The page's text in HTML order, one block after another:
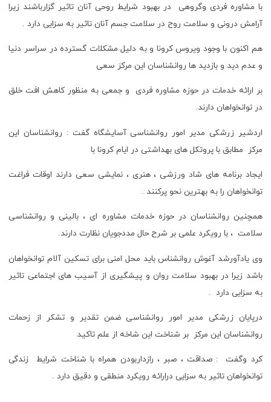
با مشاوره فردی وگروهی در بهبود شرایط روحی آنان تاثیر گزارباشند زیرا
آرامش درونی و سلامت روح در سلامت جسم آنان تاثیر به سزایی دارد .
هم اکنون با وجود ویروس کرونا و به دلیل مشکلات گسترده در سراسر دنیا
و عدم دید و بازدید ها روانشناسان این مرکز سعی
بر ارائه خدمات در حوزه مشاوره فردی و جمعی به منظور کاهش افت خلق
در توانخواهان دارند.
اردشیر زرشکی مدیر امور روانشناسی آسایشگاه گفت : روانشناسان این
مرکز مطابق با پروتکل های بهداشتی در ایام کرونا با
ایجاد برنامه های شاد ورزشی ، هنری ، نمایشی سعی دارند اوقات فراغت
توانخواهان را به بهترین نحو پرکنند .
همچنین روانشناسان در حوزه خدمات مشاوره ای ، بالینی و روانشناسی
سلامت ، با رویکرد علمی بر شرح حال مددجویان نظارت دارند.
وی یادآورشد آغوش روانشناس باید محل امنی برای تسکین آلام توانخواهان
باشد زیرا در بهبود سلامت روان و پیشگیری از آسیب های اجتماعی تاثیر
به سزایی دارد .
درپایان زرشکی مدیر امور روانشناسی ضمن تقدیر و تشکر از زحمات
روانشناسان این مرکز بر شناخت این شاخه از علم تاکید
کرد وگفت : صداقت ، صبر ، رازداربودن همراه با شناخت شرایط زندگی
توانخواهان تاثیر به سزایی درارائه رویکرد منطقی و دقیق دارد .